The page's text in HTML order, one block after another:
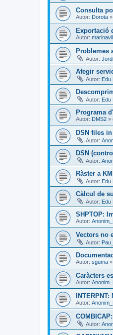
Consulta
Autor: Dorota »
Exportació
Autor:
Problemes
Autor:
Afegir
Autor: Edu
Autor: Edu
Programa
Autor: DMS2 »
DSN files
Autor:
DSN
Autor:
Ràster a
Autor: Edu
Càlcul de
Autor: Edu
SHPTOP:
Autor:
Vectors no
Autor:
Autor: sguma »
Caràcters
Autor:
Autor:
Autor: